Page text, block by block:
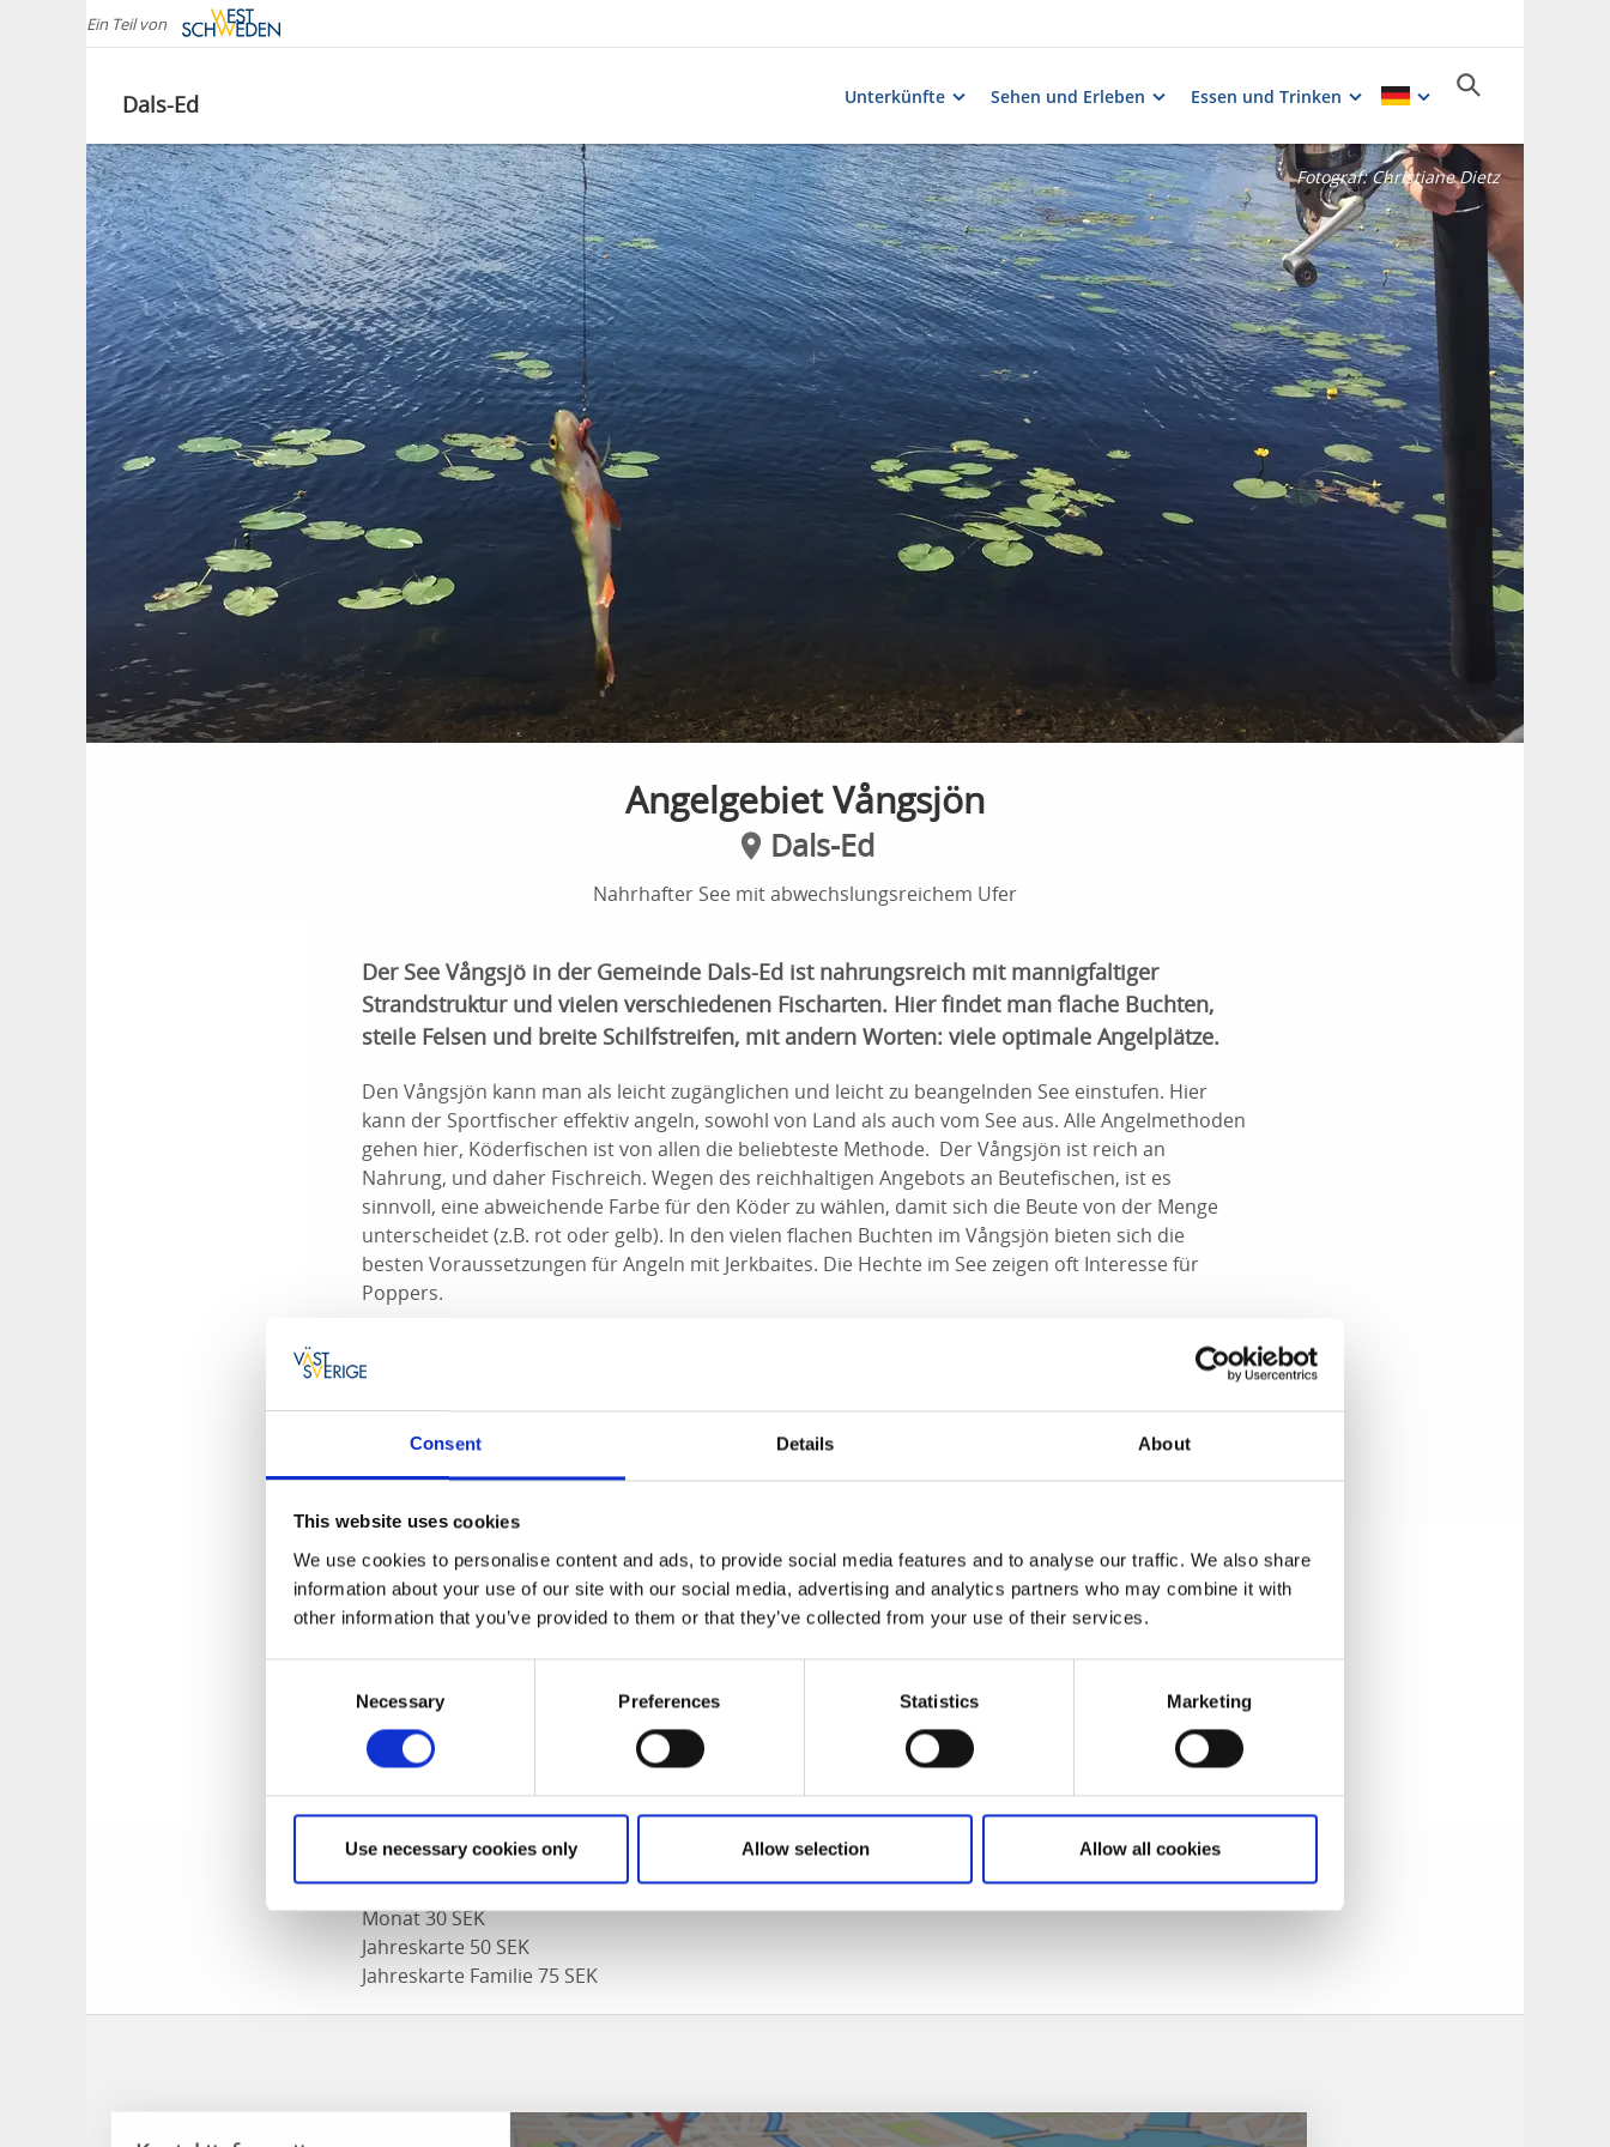
Consent Details About
This website uses cookies
We use cookies to personalise content and ads, to provide social media features and to analyse our traffic. We also share
information about your use of our site with our social media, advertising and analytics partners who may combine it with
other information that you’ve provided to them or that they’ve collected from your use of their services.
Necessary Preferences Statistics Marketing
Use necessary cookies only Allow selection Allow all cookies
Ein Teil von
Dals-Ed Unterkünfte Sehen und Erleben Essen und Trinken
Fotograf:Christiane Dietz
Angelgebiet Vångsjön
Dals-Ed
Nahrhafter See mit abwechslungsreichem Ufer
Der See Vångsjö in der Gemeinde Dals-Ed ist nahrungsreich mit mannigfaltiger
Strandstruktur und vielen verschiedenen Fischarten. Hier findet man flache Buchten,
steile Felsen und breite Schilfstreifen, mit andern Worten: viele optimale Angelplätze.
Den Vångsjön kann man als leicht zugänglichen und leicht zu beangelnden See einstufen. Hier
kann der Sportfischer effektiv angeln, sowohl von Land als auch vom See aus. Alle Angelmethoden
gehen hier, Köderfischen ist von allen die beliebteste Methode. Der Vångsjön ist reich an
Nahrung, und daher Fischreich. Wegen des reichhaltigen Angebots an Beutefischen, ist es
sinnvoll, eine abweichende Farbe für den Köder zu wählen, damit sich die Beute von der Menge
unterscheidet (z.B. rot oder gelb). In den vielen flachen Buchten im Vångsjön bieten sich die
besten Voraussetzungen für Angeln mit Jerkbaites. Die Hechte im See zeigen oft Interesse für
Poppers.
Kaulbarsch, Aal, Schleie und Quappe.
Angeln nur mit Handangelgeräten erlaubt.
Direkt an der Strasse Nr. 164 gibt es eine kleine Rampe.
Das Angelgebiet ist
Teil der Komunalen Angellizens von Dals-Ed.
Hier kann man einen Angelschein kaufen
Fiskespecialisten in Ed
Gemeindeangelkarte via iFiske
Verkauf von Angellizenzen auch von Privatpersonen.
Tageskarte 10 SEK
Monat 30 SEK
Jahreskarte 50 SEK
Jahreskarte Familie 75 SEK